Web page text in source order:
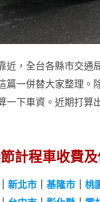
近，全台各縣市交通
篇一併替大家整理。
一下車資。近期打算
計程車收費
新北市 基隆市
桃